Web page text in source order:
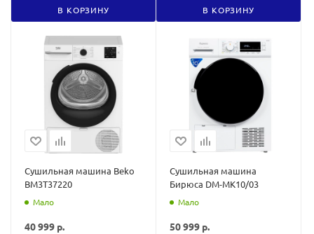
В КОРЗИНУ В КОРЗИНУ
Сушильная машина Beko
BM3T37220
Мало
40 999 р.
Сушильная машина
Бирюса DM-MK10/03
Мало
50 999 р.